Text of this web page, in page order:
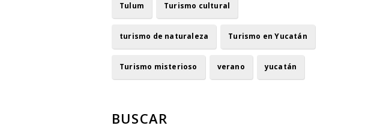
Tulum Turismo cultural
turismo de naturaleza Turismo en Yucatán
Turismo misterioso verano yucatán
BUSCAR